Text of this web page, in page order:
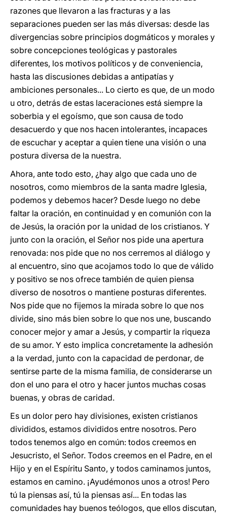
razones que llevaron a las fracturas y a las
separaciones pueden ser las más diversas: desde las
divergencias sobre principios dogmáticos y morales y
sobre concepciones teológicas y pastorales
diferentes, los motivos políticos y de conveniencia,
hasta las discusiones debidas a antipatías y
ambiciones personales... Lo cierto es que, de un modo
u otro, detrás de estas laceraciones está siempre la
soberbia y el egoísmo, que son causa de todo
desacuerdo y que nos hacen intolerantes, incapaces
de escuchar y aceptar a quien tiene una visión o una
postura diversa de la nuestra.
Ahora, ante todo esto, ¿hay algo que cada uno de
nosotros, como miembros de la santa madre Iglesia,
podemos y debemos hacer? Desde luego no debe
faltar la oración, en continuidad y en comunión con la
de Jesús, la oración por la unidad de los cristianos. Y
junto con la oración, el Señor nos pide una apertura
renovada: nos pide que no nos cerremos al diálogo y
al encuentro, sino que acojamos todo lo que de válido
y positivo se nos ofrece también de quien piensa
diverso de nosotros o mantiene posturas diferentes.
Nos pide que no fijemos la mirada sobre lo que nos
divide, sino más bien sobre lo que nos une, buscando
conocer mejor y amar a Jesús, y compartir la riqueza
de su amor. Y esto implica concretamente la adhesión
a la verdad, junto con la capacidad de perdonar, de
sentirse parte de la misma familia, de considerarse un
don el uno para el otro y hacer juntos muchas cosas
buenas, y obras de caridad.
Es un dolor pero hay divisiones, existen cristianos
divididos, estamos divididos entre nosotros. Pero
todos tenemos algo en común: todos creemos en
Jesucristo, el Señor. Todos creemos en el Padre, en el
Hijo y en el Espíritu Santo, y todos caminamos juntos,
estamos en camino. ¡Ayudémonos unos a otros! Pero
tú la piensas así, tú la piensas así... En todas las
comunidades hay buenos teólogos, que ellos discutan,